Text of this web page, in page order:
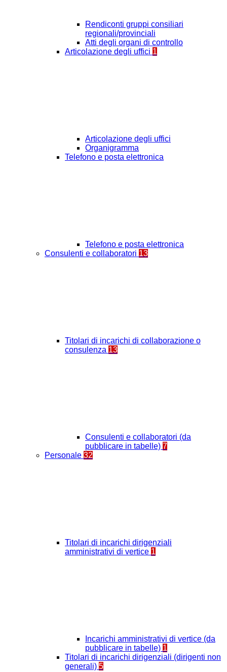
Rendiconti gruppi consiliari
regionali/provinciali
Atti degli organi di controllo
Articolazione degli uffici 1
Articolazione degli uffici
Organigramma
Telefono e posta elettronica
Telefono e posta elettronica
Consulenti e collaboratori 13
Titolari di incarichi di collaborazione o
consulenza 13
Consulenti e collaboratori (da
pubblicare in tabelle) 7
Personale 32
Titolari di incarichi dirigenziali
amministrativi di vertice 1
Incarichi amministrativi di vertice (da
pubblicare in tabelle) 1
Titolari di incarichi dirigenziali (dirigenti non
generali) 5